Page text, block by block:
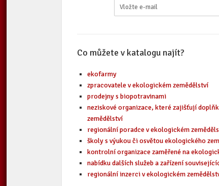
Co můžete v katalogu najít?
ekofarmy
zpracovatele v ekologickém zemědělství
prodejny s biopotravinami
neziskové organizace, které zajišťují
zemědělství
regionální poradce v ekologickém
školy s výukou či osvětou ekologického
kontrolní organizace zaměřené na
nabídku dalších služeb a zařízení
regionální inzerci v ekologickém